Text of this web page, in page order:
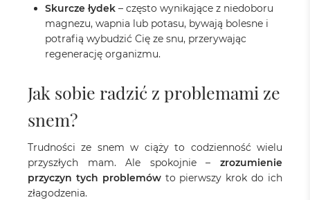
Skurcze łydek – często wynikające z niedoboru
magnezu, wapnia lub potasu, bywają bolesne i
potrafią wybudzić Cię ze snu, przerywając
regenerację organizmu.
Jak sobie radzić z problemami ze
snem?
Trudności ze snem w ciąży to codzienność wielu
przyszłych mam. Ale spokojnie – zrozumienie
przyczyn tych problemówto pierwszy krok do ich
złagodzenia.